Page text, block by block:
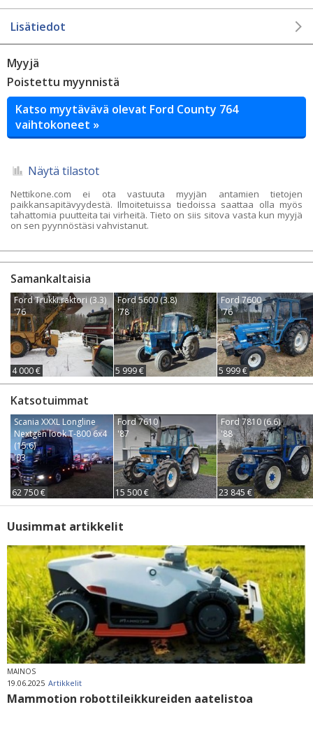
Lisätiedot
Myyjä
Poistettu myynnistä
Katso myytävävä olevat Ford County 764
vaihtokoneet »
Näytä tilastot
Nettikone.com ei ota vastuuta myyjän antamien tietojen
paikkansapitävyydestä. Ilmoitetuissa tiedoissa saattaa olla myös
tahattomia puutteita tai virheitä. Tieto on siis sitova vasta kun myyjä
on sen pyynnöstäsi vahvistanut.
Samankaltaisia
Ford Trukki.raktori (3.3)
'76
4 000 €
Ford 5600 (3.8)
'78
5 999 €
Ford 7600
'76
5 999 €
Katsotuimmat
Scania XXXL Longline
Nextgen look T-800 6x4
(15.6)
'03
62 750 €
Ford 7610
'87
15 500 €
Ford 7810 (6.6)
'88
23 845 €
Uusimmat artikkelit
MAINOS
19.06.2025 Artikkelit
Mammotion robottileikkureiden aatelistoa